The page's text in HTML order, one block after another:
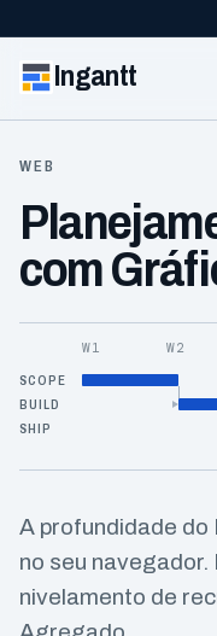
Ingantt
WEB
com
W1 W2
SCOPE
BUILD
SHIP
A profundidade
no seu
nivelamento de